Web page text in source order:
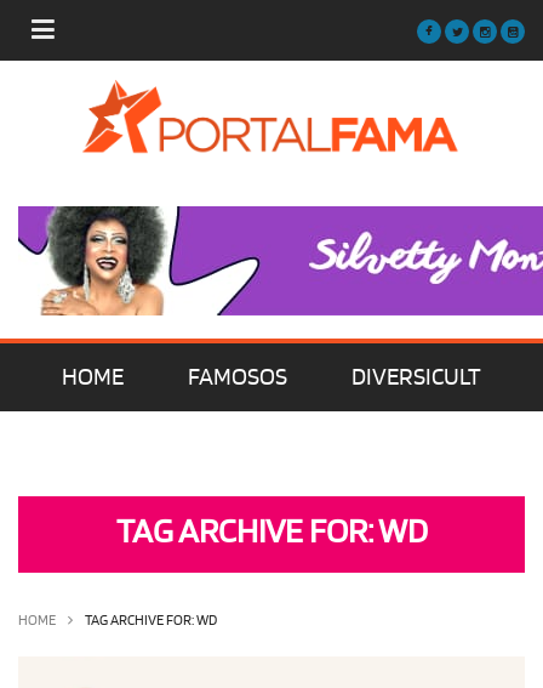
HOME FAMOSOS DIVERSICULT
OLHA ISSO! EU QUERO!
TAG ARCHIVE FOR: WD
HOME TAG ARCHIVE FOR: WD